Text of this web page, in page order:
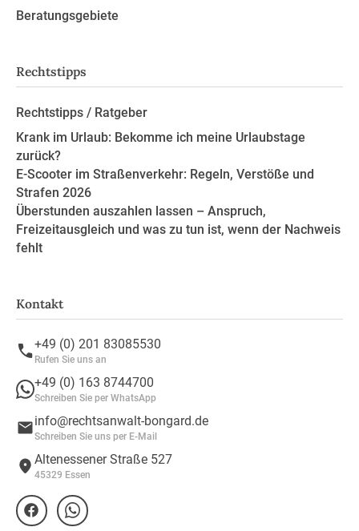
Beratungsgebiete
Rechtstipps
Rechtstipps / Ratgeber
Krank im Urlaub: Bekomme ich meine Urlaubstage
zurück?
E-Scooter im Straßenverkehr: Regeln, Verstöße und
Strafen 2026
Überstunden auszahlen lassen – Anspruch,
Freizeitausgleich und was zu tun ist, wenn der Nachweis
fehlt
Kontakt
+49 (0) 201 83085530
Rufen Sie uns an
+49 (0) 163 8744700
Schreiben Sie per WhatsApp
info@rechtsanwalt-bongard.de
Schreiben Sie uns per E-Mail
Altenessener Straße 527
45329 Essen